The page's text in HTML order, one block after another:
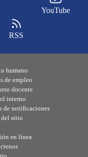
YouTube
RSS
humano
de empleo
docente
interno
de notificaciones
sitio
en línea